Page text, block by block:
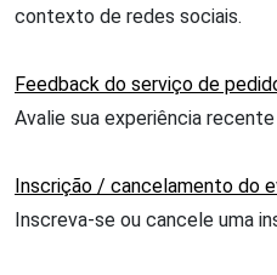
contexto de redes sociais.
Feedback do serviço de
Avalie sua experiência recente
Inscrição / cancelamento do
Inscreva-se ou cancele uma